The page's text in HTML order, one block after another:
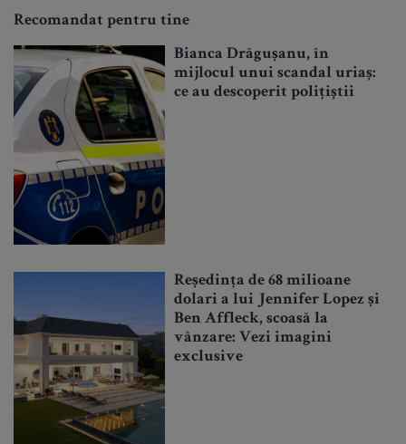
Recomandat pentru tine
Bianca Drăgușanu, în
mijlocul unui scandal uriaș:
ce au descoperit polițiștii
Reședința de 68 milioane
dolari a lui Jennifer Lopez și
Ben Affleck, scoasă la
vânzare: Vezi imagini
exclusive